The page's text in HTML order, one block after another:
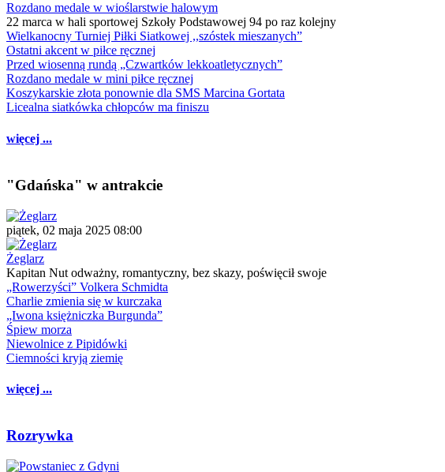
Rozdano medale w wioślarstwie halowym
22 marca w hali sportowej Szkoły Podstawowej 94 po raz kolejny
Wielkanocny Turniej Piłki Siatkowej ,,szóstek mieszanych”
Ostatni akcent w piłce ręcznej
Przed wiosenną rundą „Czwartków lekkoatletycznych”
Rozdano medale w mini piłce ręcznej
Koszykarskie złota ponownie dla SMS Marcina Gortata
Licealna siatkówka chłopców ma finiszu
więcej ...
"Gdańska" w antrakcie
piątek, 02 maja 2025 08:00
Żeglarz
Kapitan Nut odważny, romantyczny, bez skazy, poświęcił swoje
„Rowerzyści” Volkera Schmidta
Charlie zmienia się w kurczaka
„Iwona księżniczka Burgunda”
Śpiew morza
Niewolnice z Pipidówki
Ciemności kryją ziemię
więcej ...
Rozrywka